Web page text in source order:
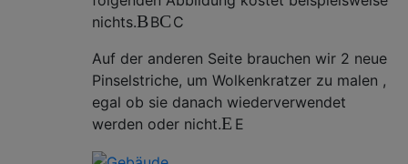
nichts.BBCC
Auf der anderen Seite brauchen wir 2 neue
Pinselstriche, um Wolkenkratzer zu malen ,
egal ob sie danach wiederverwendet
werden oder nicht.E E